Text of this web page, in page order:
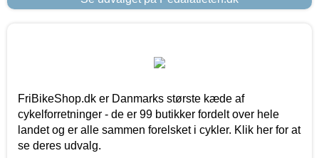
FriBikeShop.dk er Danmarks største kæde af
cykelforretninger - de er 99 butikker fordelt over hele
landet og er alle sammen forelsket i cykler. Klik her for at
se deres udvalg.